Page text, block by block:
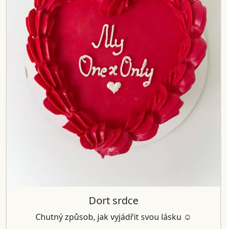
Dort srdce
Chutný způsob, jak vyjádřit svou lásku ☺️